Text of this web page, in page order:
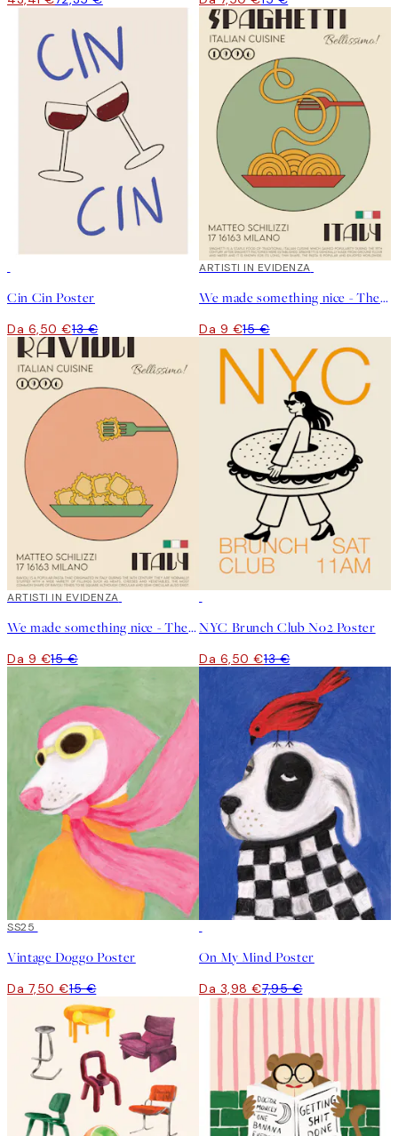
Cin Cin Poster
Da 6,50 €13 €
40%*
ARTISTI IN EVIDENZA
We made something nice - The Spaghetti Poster
Da 9 €15 €
40%*
ARTISTI IN EVIDENZA
We made something nice - The Ravioli Poster
Da 9 €15 €
NYC Brunch Club No2 Poster
Da 6,50 €13 €
50%*
SS25
Vintage Doggo Poster
Da 7,50 €15 €
On My Mind Poster
Da 3,98 €7,95 €